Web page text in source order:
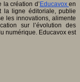
la création d’ Educavoxen
la ligne éditoriale, publie
les innovations, alimente
sur l’évolution des
numérique. Educavox est